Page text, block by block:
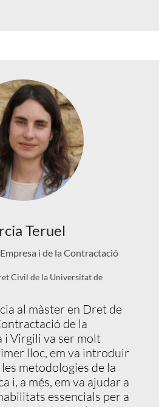
Teruel
i de la Contractació
Civil de la Universitat de
al màster en Dret de
de la
Virgili va ser molt
lloc, em va introduir
metodologies de la
i, a més, em va ajudar a
essencials per a